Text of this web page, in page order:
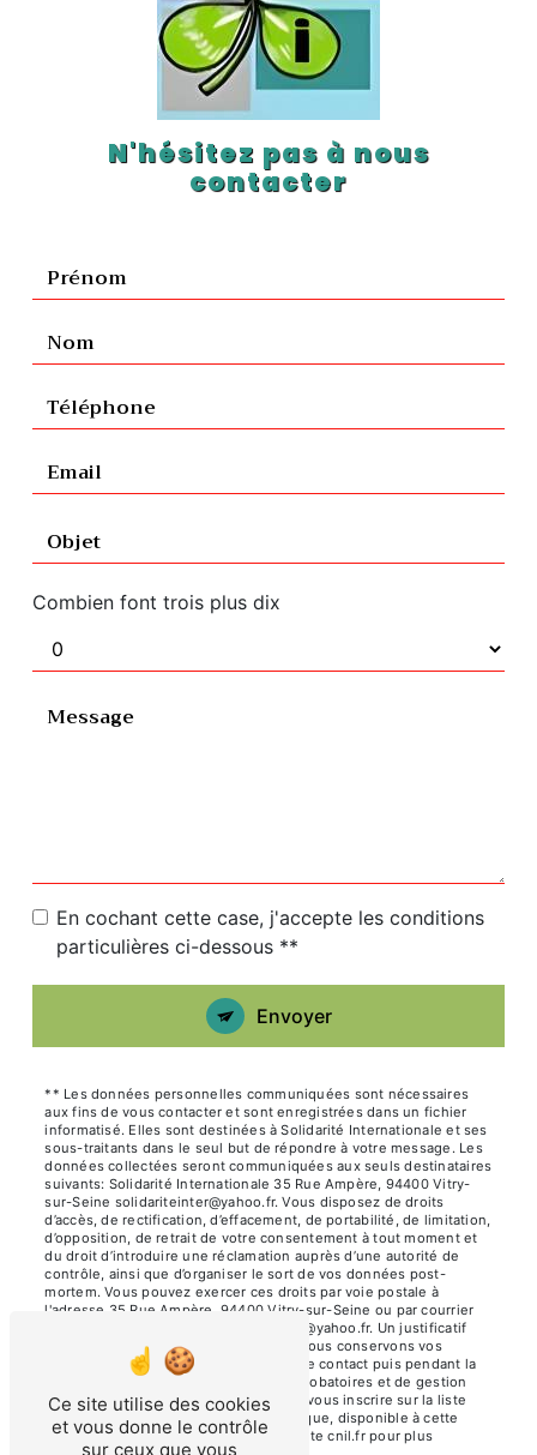
N'hésitez pas à nous
contacter
Combien font trois plus dix
En cochant cette case, j'accepte les conditions
particulières ci-dessous **
Envoyer
** Les données personnelles communiquées sont nécessaires
aux fins de vous contacter et sont enregistrées dans un fichier
informatisé. Elles sont destinées à Solidarité Internationale et ses
sous-traitants dans le seul but de répondre à votre message. Les
données collectées seront communiquées aux seuls destinataires
suivants: Solidarité Internationale 35 Rue Ampère, 94400 Vitry-
sur-Seine solidariteinter@yahoo.fr. Vous disposez de droits
d’accès, de rectification, d’effacement, de portabilité, de limitation,
d’opposition, de retrait de votre consentement à tout moment et
du droit d’introduire une réclamation auprès d’une autorité de
contrôle, ainsi que d’organiser le sort de vos données post-
mortem. Vous pouvez exercer ces droits par voie postale à
l'adresse 35 Rue Ampère, 94400 Vitry-sur-Seine ou par courrier
électronique à l'adresse solidariteinter@yahoo.fr. Un justificatif
d'identité pourra vous être demandé. Nous conservons vos
données pendant la période de prise de contact puis pendant la
durée de prescription légale aux fins probatoires et de gestion
des contentieux. Vous avez le droit de vous inscrire sur la liste
d'opposition au démarchage téléphonique, disponible à cette
adresse:Bloctel.gouv.fr. Consultez le site cnil.fr pour plus
Ce site utilise des cookies
et vous donne le contrôle
sur ceux que vous